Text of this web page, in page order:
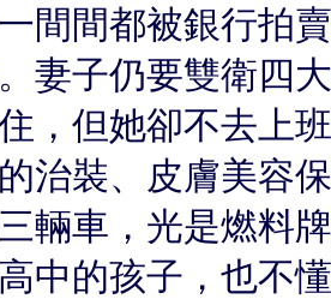
間間都被銀行拍
妻子仍要雙衛四
，但她卻不去上
治裝、皮膚美容
輛車，光是燃料
中的孩子，也不